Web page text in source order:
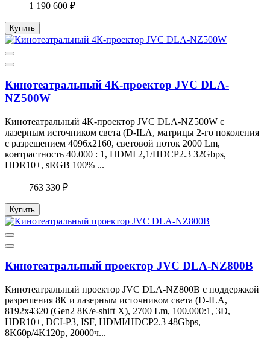
1 190 600 ₽
Купить
Кинотеатральный 4К-проектор JVC DLA-
NZ500W
Кинотеатральный 4K-проектор JVC DLA-NZ500W c
лазерным источником света (D-ILA, матрицы 2-го поколения
с разрешением 4096x2160, световой поток 2000 Lm,
контрастность 40.000 : 1, HDMI 2,1/HDCP2.3 32Gbps,
HDR10+, sRGB 100% ...
763 330 ₽
Купить
Кинотеатральный проектор JVC DLA-NZ800B
Кинотеатральный проектор JVC DLA-NZ800B с поддержкой
разрешения 8К и лазерным источником света (D-ILA,
8192x4320 (Gen2 8K/e-shift X), 2700 Lm, 100.000:1, 3D,
HDR10+, DCI-P3, ISF, HDMI/HDCP2.3 48Gbps,
8K60p/4K120p, 20000ч...